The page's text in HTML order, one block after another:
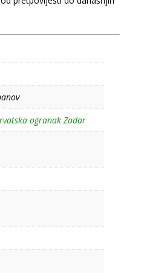
ogranak Zadar